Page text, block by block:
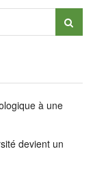
à une
devient un